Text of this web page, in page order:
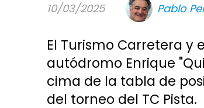
El Turismo Carretera y
autódromo Enrique
cima de la tabla de
del torneo del TC Pista.
10/03/2025 Pablo